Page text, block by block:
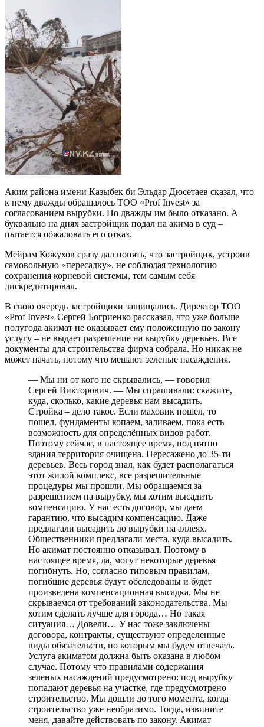
Аким района имени Казыбек би Эльдар Дюсетаев сказал, что
к нему дважды обращалось ТОО «Prof Invest» за
согласованием вырубки. Но дважды им было отказано. А
буквально на днях застройщик подал на акима в суд –
пытается обжаловать его отказ.
Мейрам Кожухов сразу дал понять, что застройщик, устроив
самовольную «пересадку», не соблюдая технологию
сохранения корневой системы, тем самым себя
дискредитировал.
В свою очередь застройщики защищались. Директор ТОО
«Prof Invest» Сергей Богриенко рассказал, что уже больше
полугода акимат не оказывает ему положенную по закону
услугу – не выдает разрешение на вырубку деревьев. Все
документы для строительства фирма собрала. Но никак не
может начать, потому что мешают зеленые насаждения.
— Мы ни от кого не скрывались, — говорил
Сергей Викторович. — Мы спрашивали: скажите,
куда, сколько, какие деревья нам высадить.
Стройка – дело такое. Если маховик пошел, то
пошел, фундаменты копаем, заливаем, пока есть
возможность для определённых видов работ.
Поэтому сейчас, в настоящее время, под пятно
здания территория очищена. Пересажено до 35-ти
деревьев. Весь город знал, как будет располагаться
этот жилой комплекс, все разрешительные
процедуры мы прошли. Мы обращаемся за
разрешением на вырубку, мы хотим высадить
компенсацию. У нас есть договор, мы даем
гарантию, что высадим компенсацию. Даже
предлагали высадить до вырубки на аллеях.
Общественники предлагали места, куда высадить.
Но акимат постоянно отказывал. Поэтому в
настоящее время, да, могут некоторые деревья
погибнуть. Но, согласно типовым правилам,
погибшие деревья будут обследованы и будет
произведена компенсационная высадка. Мы не
скрываемся от требований законодательства. Мы
хотим сделать лучше для города… Но такая
ситуация… Довели… У нас тоже заключены
договора, контракты, существуют определенные
виды обязательств, по которым мы будем отвечать.
Услуга акиматом должна быть оказана в любом
случае. Потому что правилами содержания
зеленых насаждений предусмотрено: под вырубку
попадают деревья на участке, где предусмотрено
строительство. Мы дошли до того момента, когда
строительство уже необратимо. Тогда, извините
меня, давайте действовать по закону. Акимат